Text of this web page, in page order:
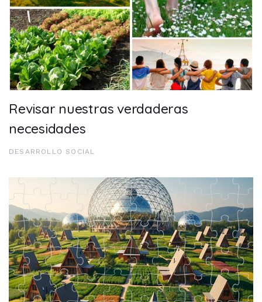
Revisar nuestras verdaderas
necesidades
DESARROLLO SOCIAL